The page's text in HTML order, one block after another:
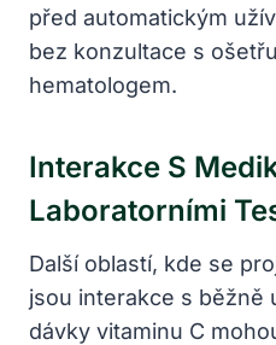
před automatickým
bez konzultace s
hematologem.
Interakce S
Laboratorními
Další oblastí, kde se
jsou interakce s běžně
dávky vitaminu C